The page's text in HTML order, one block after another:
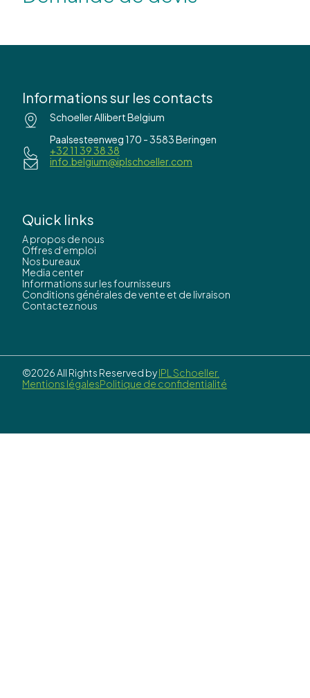
Informations sur les contacts
Schoeller Allibert Belgium
Paalsesteenweg 170 - 3583 Beringen
+32 11 39 38 38
info.belgium@iplschoeller.com
Quick links
A propos de nous
Offres d'emploi
Nos bureaux
Media center
Informations sur les fournisseurs
Conditions générales de vente et de livraison
Contactez nous
©2026 All Rights Reserved byIPL Schoeller.
Mentions légalesPolitique de confidentialité